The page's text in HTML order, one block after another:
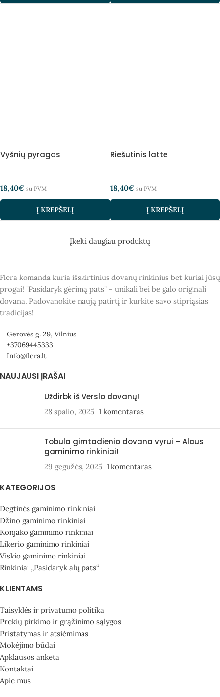
Vyšnių pyragas
18,40€ su PVM
Į KREPŠELĮ
Riešutinis latte
18,40€ su PVM
Į KREPŠELĮ
Įkelti daugiau produktų
Flera komanda kuria išskirtinius dovanų rinkinius bet kuriai jūsų
progai! "Pasidaryk gėrimą pats" – unikali bei be galo originali
dovana. Padovanokite naują patirtį ir kurkite savo stipriąsias
tradicijas!
Gerovės g. 29, Vilnius
+37069445333
Info@flera.lt
NAUJAUSI ĮRAŠAI
Uždirbk iš Verslo dovanų!
28 spalio, 2025 1 komentaras
Tobula gimtadienio dovana vyrui – Alaus
gaminimo rinkiniai!
29 gegužės, 2025 1 komentaras
KATEGORIJOS
Degtinės gaminimo rinkiniai
Džino gaminimo rinkiniai
Konjako gaminimo rinkiniai
Likerio gaminimo rinkiniai
Viskio gaminimo rinkiniai
Rinkiniai „Pasidaryk alų pats“
KLIENTAMS
Taisyklės ir privatumo politika
Prekių pirkimo ir grąžinimo sąlygos
Pristatymas ir atsiėmimas
Mokėjimo būdai
Apklausos anketa
Kontaktai
Apie mus